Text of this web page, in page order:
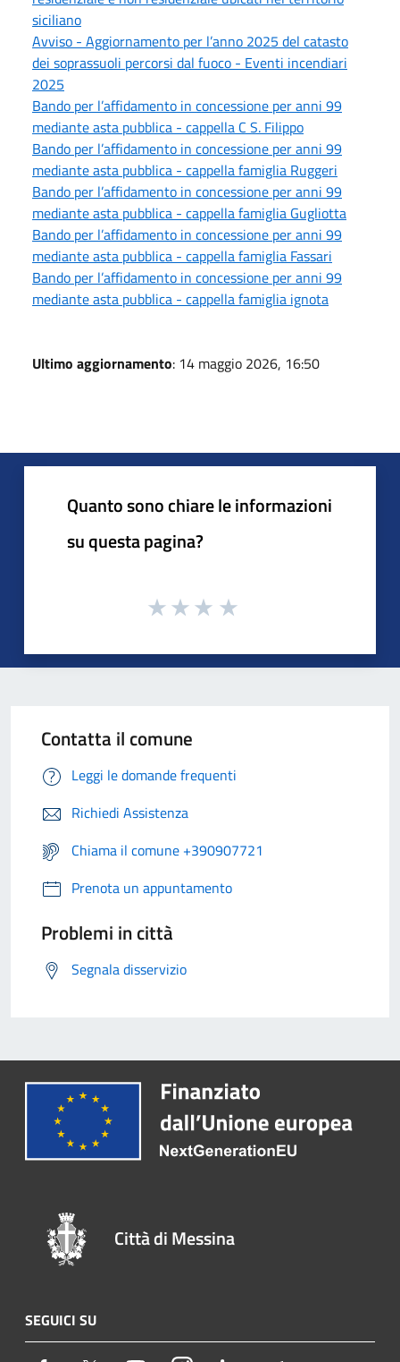
siciliano
Avviso - Aggiornamento per l’anno 2025 del catasto
dei soprassuoli percorsi dal fuoco - Eventi incendiari
2025
Bando per l’affidamento in concessione per anni 99
mediante asta pubblica - cappella C S. Filippo
Bando per l’affidamento in concessione per anni 99
mediante asta pubblica - cappella famiglia Ruggeri
Bando per l’affidamento in concessione per anni 99
mediante asta pubblica - cappella famiglia Gugliotta
Bando per l’affidamento in concessione per anni 99
mediante asta pubblica - cappella famiglia Fassari
Bando per l’affidamento in concessione per anni 99
mediante asta pubblica - cappella famiglia ignota
Ultimo aggiornamento: 14 maggio 2026, 16:50
Quanto sono chiare le informazioni
su questa pagina?
Contatta il comune
Leggi le domande frequenti
Richiedi Assistenza
Chiama il comune +390907721
Prenota un appuntamento
Problemi in città
Segnala disservizio
Città di Messina
SEGUICI SU